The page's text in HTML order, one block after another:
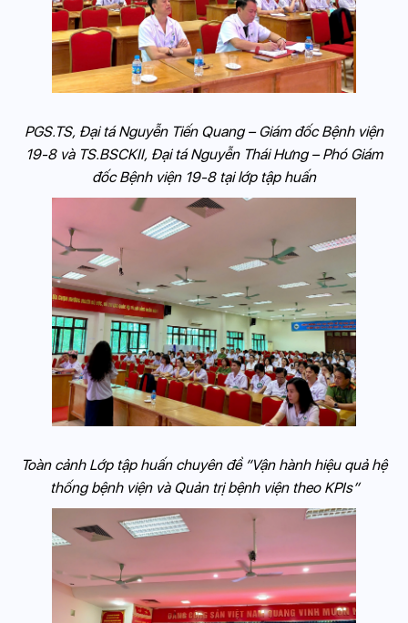
PGS.TS, Đại tá Nguyễn Tiến Quang – Giám đốc Bệnh viện
19-8 và TS.BSCKII, Đại tá Nguyễn Thái Hưng – Phó Giám
đốc Bệnh viện 19-8 tại lớp tập huấn
Toàn cảnh Lớp tập huấn chuyên đề “Vận hành hiệu quả hệ
thống bệnh viện và Quản trị bệnh viện theo KPIs”